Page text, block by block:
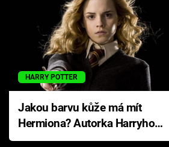
HARRY POTTER
Jakou barvu kůže má mít
Hermiona? Autorka Harryho
Pottera přišla s ráznou